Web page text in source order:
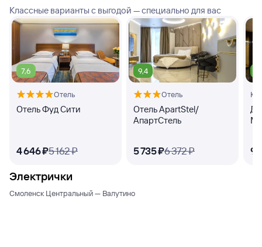
Классные варианты с выгодой — специально для вас
7,6
Отель
Отель Фуд Сити
4 ⁠646 ⁠₽5 ⁠162 ⁠₽
9,4
Отель
Отель ApartStel/
АпартСтель
5 ⁠735 ⁠₽6 ⁠372 ⁠₽ 9
Электрички
Смоленск Центральный — Валутино